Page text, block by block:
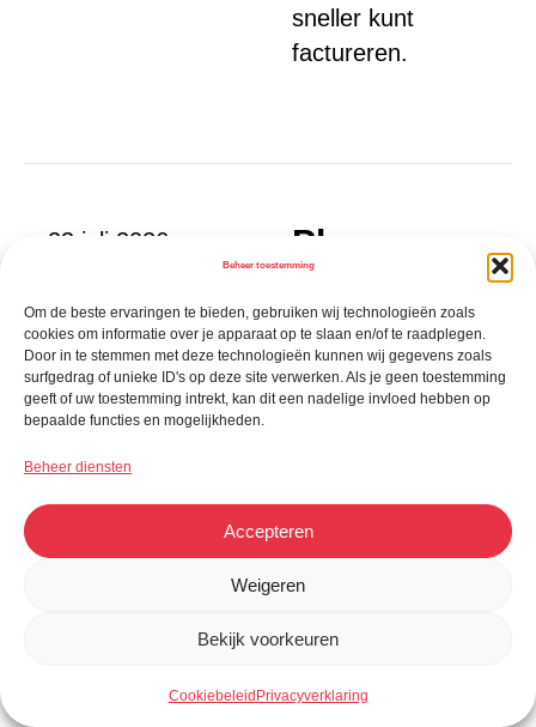
Beheer toestemming
Om de beste ervaringen te bieden, gebruiken wij technologieën zoals
cookies om informatie over je apparaat op te slaan en/of te raadplegen.
Door in te stemmen met deze technologieën kunnen wij gegevens zoals
surfgedrag of unieke ID's op deze site verwerken. Als je geen toestemming
geeft of uw toestemming intrekt, kan dit een nadelige invloed hebben op
bepaalde functies en mogelijkheden.
Beheer diensten
Accepteren
Weigeren
Bekijk voorkeuren
Cookiebeleid Privacyverklaring
sneller kunt
factureren.
23 juli 2026
Planny
voor
evenement
en:
Wijzigingen
opnieuw in
te vullen
evenement